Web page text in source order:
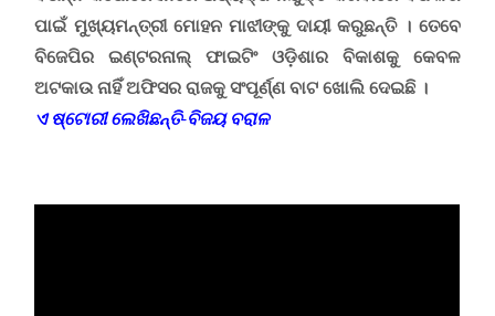
ପାଇଁ ମୁଖ୍ୟମନ୍ତ୍ରୀ ମୋହନ ମାଝୀଙ୍କୁ ଦାୟୀ କରୁଛନ୍ତି । ତେବେ
ବିଜେପିର ଇଣ୍ଟରନାଲ୍ ଫାଇଟିଂ ଓଡ଼ିଶାର ବିକାଶକୁ କେବଳ
ଅଟକାଉ ନାହିଁ ଅଫିସର ରାଜକୁ ସଂପୂର୍ଣ୍ଣ ବାଟ ଖୋଲି ଦେଇଛି ।
ଏ ଷ୍ଟୋରୀ ଲେଖିଛନ୍ତି-ବିଜୟ ବରାଳ